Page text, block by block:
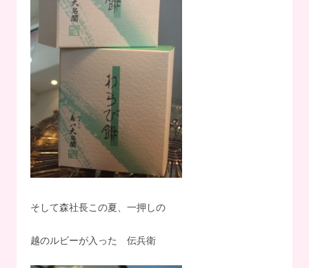
そして森社長この夏、一押しの
越のルビーが入った 伝兵衛